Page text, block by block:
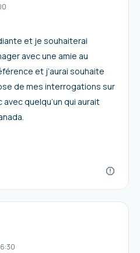
et je souhaiterai
avec une amie au
et j’aurai souhaite
de mes interrogations sur
quelqu’un qui aurait